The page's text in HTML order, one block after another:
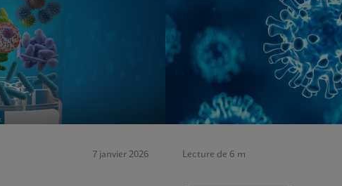
7 janvier 2026 Lecture de 6 m